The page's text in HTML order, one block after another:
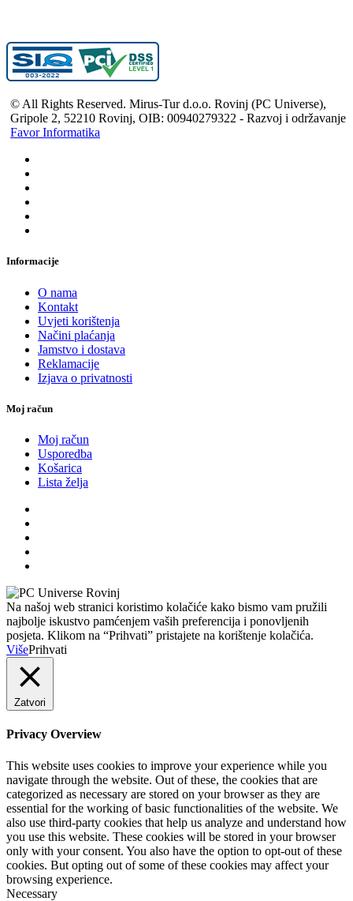
© All Rights Reserved. Mirus-Tur d.o.o. Rovinj (PC Universe),
Gripole 2, 52210 Rovinj, OIB: 00940279322 - Razvoj i održavanje
Favor Informatika
Informacije
O nama
Kontakt
Uvjeti korištenja
Načini plaćanja
Jamstvo i dostava
Reklamacije
Izjava o privatnosti
Moj račun
Moj račun
Usporedba
Košarica
Lista želja
Na našoj web stranici koristimo kolačiće kako bismo vam pružili
najbolje iskustvo pamćenjem vaših preferencija i ponovljenih
posjeta. Klikom na “Prihvati” pristajete na korištenje kolačića.
VišePrihvati
Zatvori
Privacy Overview
This website uses cookies to improve your experience while you
navigate through the website. Out of these, the cookies that are
categorized as necessary are stored on your browser as they are
essential for the working of basic functionalities of the website. We
also use third-party cookies that help us analyze and understand how
you use this website. These cookies will be stored in your browser
only with your consent. You also have the option to opt-out of these
cookies. But opting out of some of these cookies may affect your
browsing experience.
Necessary